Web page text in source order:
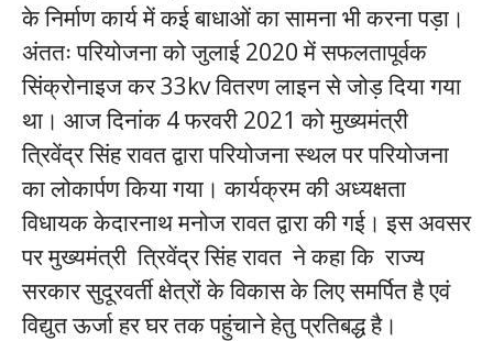
के निर्माण कार्य में कई बाधाओं का सामना भी करना पड़ा।
अंततः परियोजना को जुलाई 2020 में सफलतापूर्वक
सिंक्रोनाइज कर 33kv वितरण लाइन से जोड़ दिया गया
था। आज दिनांक 4 फरवरी 2021 को मुख्यमंत्री
त्रिवेंद्र सिंह रावत द्वारा परियोजना स्थल पर परियोजना
का लोकार्पण किया गया। कार्यक्रम की अध्यक्षता
विधायक केदारनाथ मनोज रावत द्वारा की गई। इस अवसर
पर मुख्यमंत्री त्रिवेंद्र सिंह रावत ने कहा कि राज्य
सरकार सुदूरवर्ती क्षेत्रों के विकास के लिए समर्पित है एवं
विद्युत ऊर्जा हर घर तक पहुंचाने हेतु प्रतिबद्ध है।